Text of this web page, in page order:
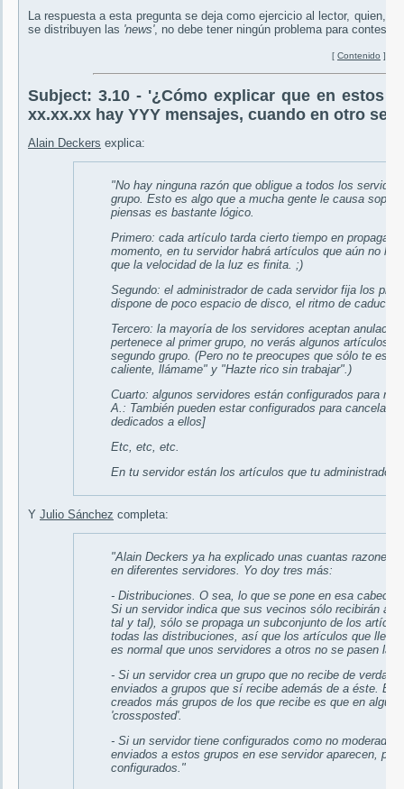
La respuesta a esta pregunta se deja como ejercicio al lector, quien,
se distribuyen las 'news', no debe tener ningún problema para
[ Contenido ]
Subject: 3.10 - '¿Cómo explicar que en estos
xx.xx.xx hay YYY mensajes, cuando en otro
Alain Deckers explica:
"No hay ninguna razón que obligue a todos los
grupo. Esto es algo que a mucha gente le causa
piensas es bastante lógico.
Primero: cada artículo tarda cierto tiempo en
momento, en tu servidor habrá artículos que aún no
que la velocidad de la luz es finita. ;)
Segundo: el administrador de cada servidor fija los
dispone de poco espacio de disco, el ritmo de
Tercero: la mayoría de los servidores aceptan
pertenece al primer grupo, no verás algunos artículos
segundo grupo. (Pero no te preocupes que sólo te
caliente, llámame" y "Hazte rico sin trabajar".)
Cuarto: algunos servidores están configurados para
A.: También pueden estar configurados para cancelar
dedicados a ellos]
Etc, etc, etc.
En tu servidor están los artículos que tu administrador
Y Julio Sánchez completa:
"Alain Deckers ya ha explicado unas cuantas razones
en diferentes servidores. Yo doy tres más:
- Distribuciones. O sea, lo que se pone en esa
Si un servidor indica que sus vecinos sólo recibirán
tal y tal), sólo se propaga un subconjunto de los
todas las distribuciones, así que los artículos que
es normal que unos servidores a otros no se pasen la
- Si un servidor crea un grupo que no recibe de
enviados a grupos que sí recibe además de a éste. Es
creados más grupos de los que recibe es que en
'crossposted'.
- Si un servidor tiene configurados como no
enviados a estos grupos en ese servidor aparecen,
configurados."